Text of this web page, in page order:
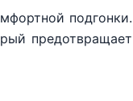
подгонки.
предотвращает